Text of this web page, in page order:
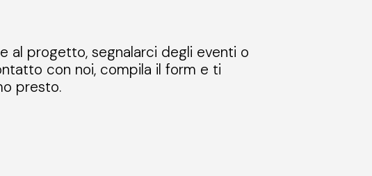
al progetto, segnalarci degli eventi o
con noi, compila il form e ti
presto.